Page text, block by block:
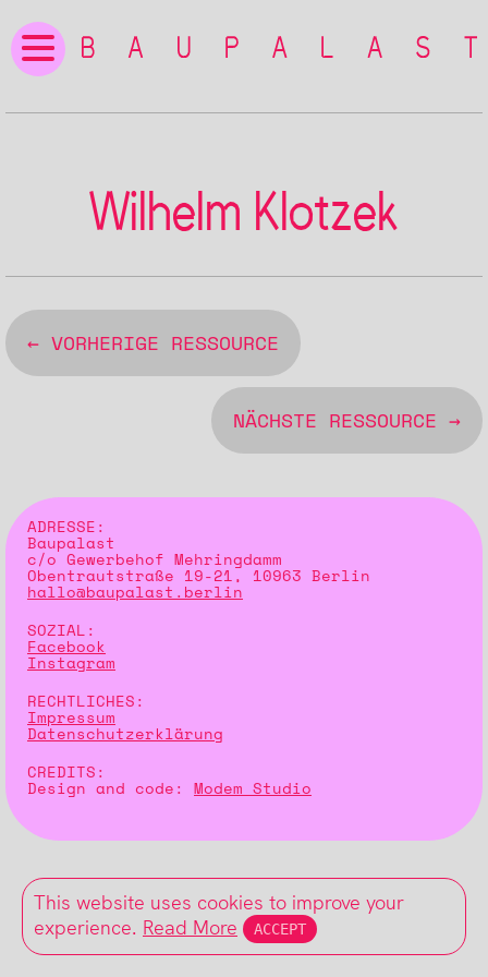
Wilhelm Klotzek
← VORHERIGE RESSOURCE
NÄCHSTE RESSOURCE →
ADRESSE:
Baupalast
c/o Gewerbehof Mehringdamm
Obentrautstraße 19-21, 10963 Berlin
hallo@baupalast.berlin
SOZIAL:
Facebook
Instagram
RECHTLICHES:
Impressum
Datenschutzerklärung
CREDITS:
Design and code: Modem Studio
This website uses cookies to improve your
experience. Read More ACCEPT